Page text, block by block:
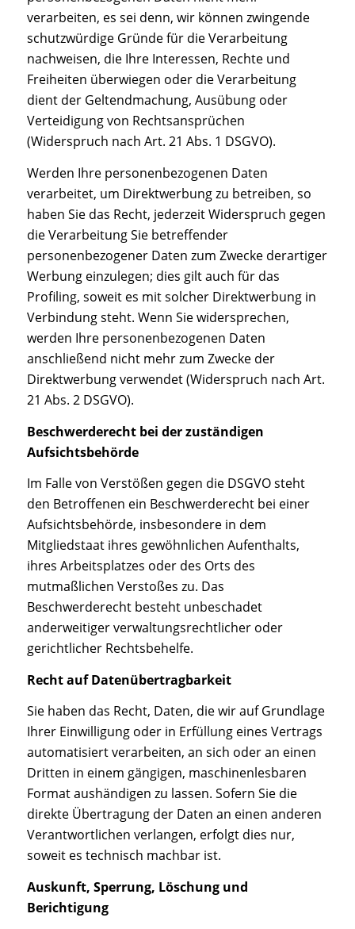
verarbeiten, es sei denn, wir können zwingende
schutzwürdige Gründe für die Verarbeitung
nachweisen, die Ihre Interessen, Rechte und
Freiheiten überwiegen oder die Verarbeitung
dient der Geltendmachung, Ausübung oder
Verteidigung von Rechtsansprüchen
(Widerspruch nach Art. 21 Abs. 1 DSGVO).
Werden Ihre personenbezogenen Daten
verarbeitet, um Direktwerbung zu betreiben, so
haben Sie das Recht, jederzeit Widerspruch gegen
die Verarbeitung Sie betreffender
personenbezogener Daten zum Zwecke derartiger
Werbung einzulegen; dies gilt auch für das
Profiling, soweit es mit solcher Direktwerbung in
Verbindung steht. Wenn Sie widersprechen,
werden Ihre personenbezogenen Daten
anschließend nicht mehr zum Zwecke der
Direktwerbung verwendet (Widerspruch nach Art.
21 Abs. 2 DSGVO).
Beschwerderecht bei der zuständigen
Aufsichtsbehörde
Im Falle von Verstößen gegen die DSGVO steht
den Betroffenen ein Beschwerderecht bei einer
Aufsichtsbehörde, insbesondere in dem
Mitgliedstaat ihres gewöhnlichen Aufenthalts,
ihres Arbeitsplatzes oder des Orts des
mutmaßlichen Verstoßes zu. Das
Beschwerderecht besteht unbeschadet
anderweitiger verwaltungsrechtlicher oder
gerichtlicher Rechtsbehelfe.
Recht auf Datenübertragbarkeit
Sie haben das Recht, Daten, die wir auf Grundlage
Ihrer Einwilligung oder in Erfüllung eines Vertrags
automatisiert verarbeiten, an sich oder an einen
Dritten in einem gängigen, maschinenlesbaren
Format aushändigen zu lassen. Sofern Sie die
direkte Übertragung der Daten an einen anderen
Verantwortlichen verlangen, erfolgt dies nur,
soweit es technisch machbar ist.
Auskunft, Sperrung, Löschung und
Berichtigung